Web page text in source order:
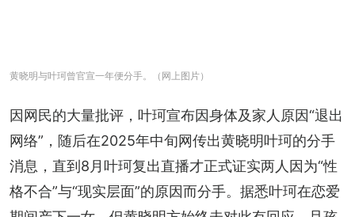
黄晓明与叶珂曾官宣一年便分手。（网上图片）
因网民的大量批评，叶珂宣布因身体及家人原因“退出
网络”，随后在2025年中旬网传出黄晓明叶珂的分手
消息，直到8月叶珂复出直播才正式证实两人因为“性
格不合”与“现实层面”的原因而分手。据悉叶珂在恋爱